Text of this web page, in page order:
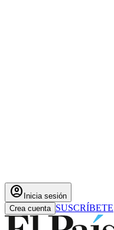
account_circle Inicia sesión
Crea cuenta SUSCRÍBETE